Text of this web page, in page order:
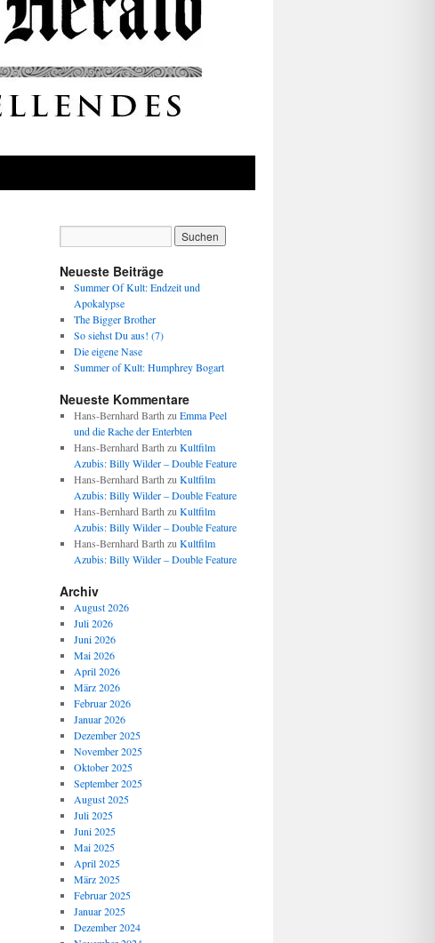
Neueste Beiträge
Summer Of Kult: Endzeit und
Apokalypse
The Bigger Brother
So siehst Du aus! (7)
Die eigene Nase
Summer of Kult: Humphrey Bogart
Neueste Kommentare
Hans-Bernhard Barth zu Emma Peel
und die Rache der Enterbten
Hans-Bernhard Barth zu Kultfilm
Azubis: Billy Wilder – Double Feature
Hans-Bernhard Barth zu Kultfilm
Azubis: Billy Wilder – Double Feature
Hans-Bernhard Barth zu Kultfilm
Azubis: Billy Wilder – Double Feature
Hans-Bernhard Barth zu Kultfilm
Azubis: Billy Wilder – Double Feature
Archiv
August 2026
Juli 2026
Juni 2026
Mai 2026
April 2026
März 2026
Februar 2026
Januar 2026
Dezember 2025
November 2025
Oktober 2025
September 2025
August 2025
Juli 2025
Juni 2025
Mai 2025
April 2025
März 2025
Februar 2025
Januar 2025
Dezember 2024